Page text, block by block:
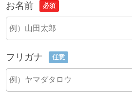
お名前 必須
フリガナ 任意